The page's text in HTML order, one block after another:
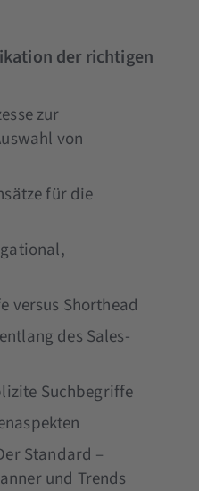
der richtigen
zur
von
für die
versus Shorthead
des Sales-
Suchbegriffe
Standard –
und Trends